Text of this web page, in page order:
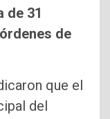
de 31
de
que el
del